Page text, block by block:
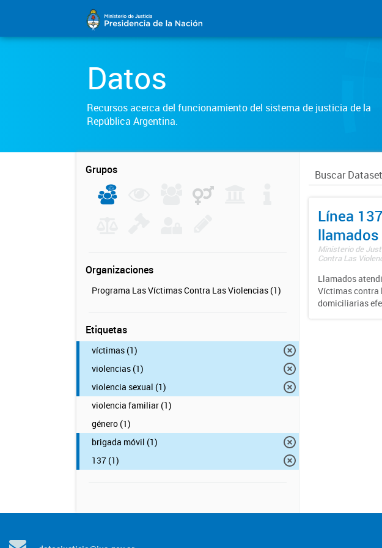
Datos
Recursos acerca del funcionamiento del sistema de justicia de la
República Argentina.
Grupos
Organizaciones
Programa Las Víctimas Contra Las Violencias (1)
Etiquetas
víctimas (1)
violencias (1)
violencia sexual (1)
violencia familiar (1)
género (1)
brigada móvil (1)
137 (1)
Línea
Ministerio de
Contra Las
Llamados
Víctimas contra
domiciliarias